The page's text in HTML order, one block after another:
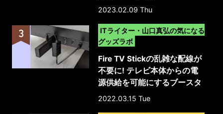
2023.02.09 Thu
ITライター・山口真弘の気になる
グッズラボ
Fire TV Stickの乱雑な配線が
不要に! テレビ本体からの電
源供給を可能にするブースタ
ーケーブル
2022.03.15 Tue